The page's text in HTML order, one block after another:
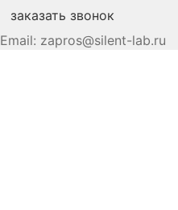
заказать звонок
Email: zapros@silent-lab.ru